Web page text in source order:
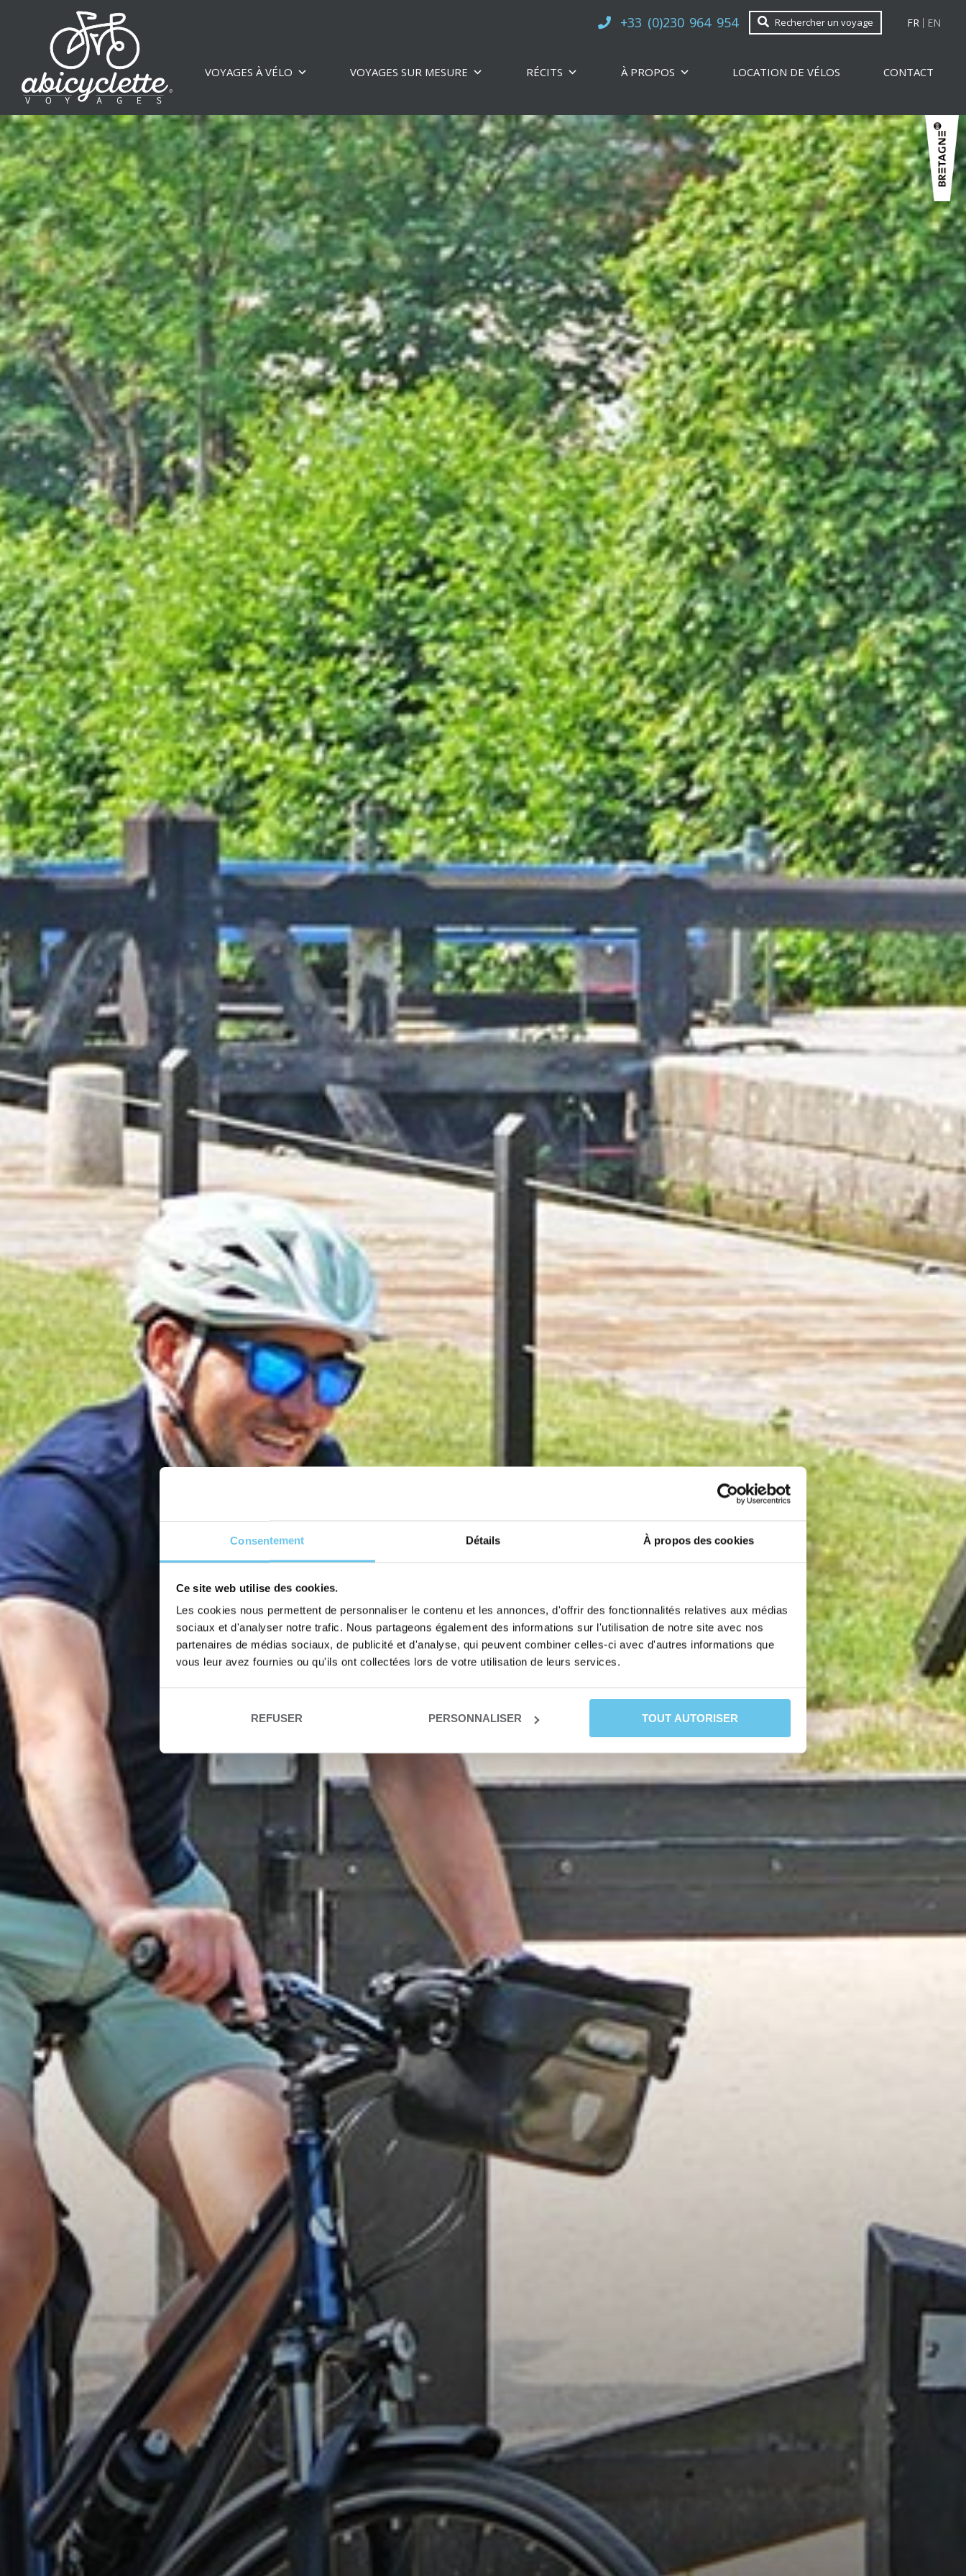
Consentement Détails À propos des cookies
Ce site web utilise des cookies.
Les cookies nous permettent de personnaliser le contenu et les annonces, d'offrir des fonctionnalités relatives aux médias
sociaux et d'analyser notre trafic. Nous partageons également des informations sur l'utilisation de notre site avec nos
partenaires de médias sociaux, de publicité et d'analyse, qui peuvent combiner celles-ci avec d'autres informations que
vous leur avez fournies ou qu'ils ont collectées lors de votre utilisation de leurs services.
REFUSER PERSONNALISER TOUT AUTORISER
+33 (0)230 964 954 Rechercher un voyage FR EN
VOYAGES À VÉLO VOYAGES SUR MESURE RÉCITS À PROPOS LOCATION DE VÉLOS CONTACT